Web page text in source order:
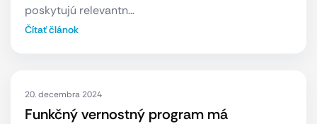
poskytujú relevantn…
Čítať článok
20. decembra 2024
Funkčný vernostný program má